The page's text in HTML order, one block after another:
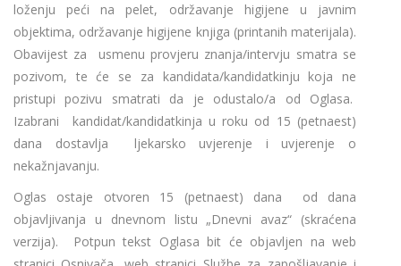
loženju peći na pelet, održavanje higijene u javnim
objektima, održavanje higijene knjiga (printanih materijala).
Obavijest za usmenu provjeru znanja/intervju smatra se
pozivom, te će se za kandidata/kandidatkinju koja ne
pristupi pozivu smatrati da je odustalo/a od Oglasa.
Izabrani kandidat/kandidatkinja u roku od 15 (petnaest)
dana dostavlja ljekarsko uvjerenje i uvjerenje o
nekažnjavanju.
Oglas ostaje otvoren 15 (petnaest) dana od dana
objavljivanja u dnevnom listu „Dnevni avaz“ (skraćena
verzija). Potpun tekst Oglasa bit će objavljen na web